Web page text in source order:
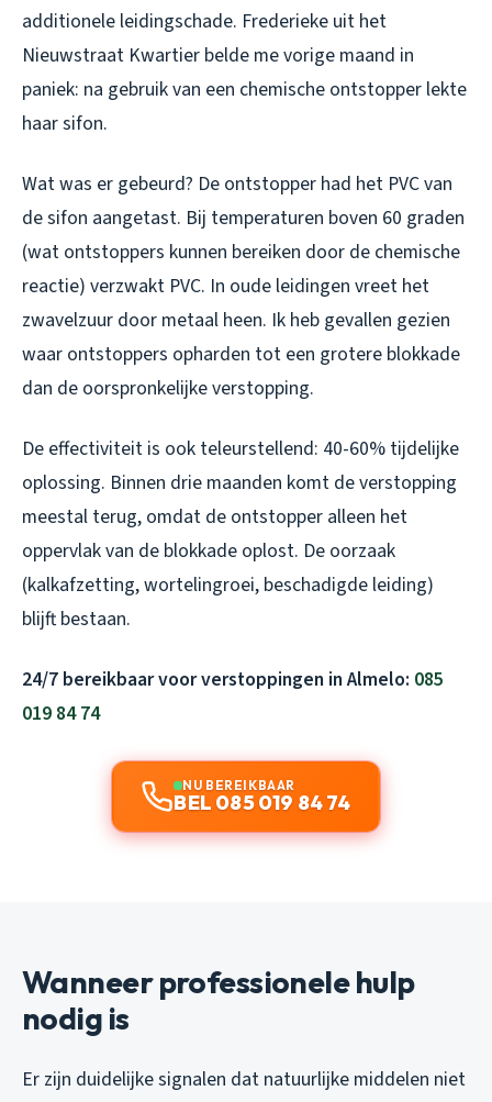
additionele leidingschade. Frederieke uit het
Nieuwstraat Kwartier belde me vorige maand in
paniek: na gebruik van een chemische ontstopper lekte
haar sifon.
Wat was er gebeurd? De ontstopper had het PVC van
de sifon aangetast. Bij temperaturen boven 60 graden
(wat ontstoppers kunnen bereiken door de chemische
reactie) verzwakt PVC. In oude leidingen vreet het
zwavelzuur door metaal heen. Ik heb gevallen gezien
waar ontstoppers opharden tot een grotere blokkade
dan de oorspronkelijke verstopping.
De effectiviteit is ook teleurstellend: 40-60% tijdelijke
oplossing. Binnen drie maanden komt de verstopping
meestal terug, omdat de ontstopper alleen het
oppervlak van de blokkade oplost. De oorzaak
(kalkafzetting, wortelingroei, beschadigde leiding)
blijft bestaan.
24/7 bereikbaar voor verstoppingen in Almelo: 085
019 84 74
NU BEREIKBAAR
BEL 085 019 84 74
Wanneer professionele hulp
nodig is
Er zijn duidelijke signalen dat natuurlijke middelen niet